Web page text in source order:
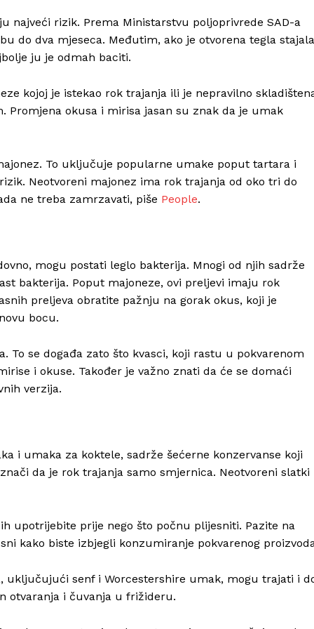
najveći rizik. Prema Ministarstvu poljoprivrede SAD-a
do dva mjeseca. Međutim, ako je otvorena tegla stajala
ju je odmah baciti.
kojoj je istekao rok trajanja ili je nepravilno
Promjena okusa i mirisa jasan su znak da je umak
To uključuje popularne umake poput tartara i
Neotvoreni majonez ima rok trajanja od oko tri do
ne treba zamrzavati, piše People.
mogu postati leglo bakterija. Mnogi od njih sadrže
bakterija. Poput majoneze, ovi preljevi imaju rok
preljeva obratite pažnju na gorak okus, koji je
bocu.
To se događa zato što kvasci, koji rastu u pokvarenom
i okuse. Također je važno znati da će se domaći
verzija.
i umaka za koktele, sadrže šećerne konzervanse koji
da je rok trajanja samo smjernica. Neotvoreni slatki
upotrijebite prije nego što počnu plijesniti. Pazite na
kako biste izbjegli konzumiranje pokvarenog
uključujući senf i Worcestershire umak, mogu trajati i
otvaranja i čuvanja u frižideru.